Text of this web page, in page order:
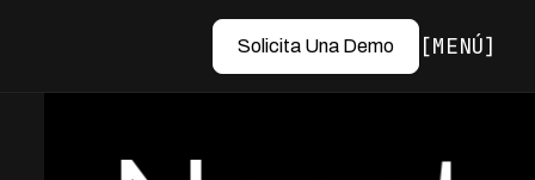
Solicita Una Demo MENÚ